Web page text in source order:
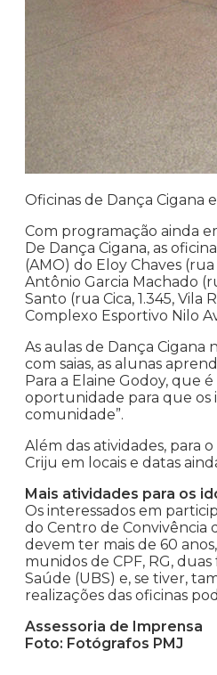
Oficinas de Dança Cigana
Com programação ainda
De Dança Cigana, as
(AMO) do Eloy Chaves
Antônio Garcia Machado
Santo (rua Cica, 1.345, Vila
Complexo Esportivo Nilo
As aulas de Dança Cigana
com saias, as alunas
Para a Elaine Godoy, que
oportunidade para que os
comunidade”.
Além das atividades, para
Criju em locais e datas
Mais atividades para os
Os interessados em
do Centro de Convivência
devem ter mais de 60
munidos de CPF, RG,
Saúde (UBS) e, se tiver,
realizações das oficinas
Assessoria de Imprensa
Foto: Fotógrafos PMJ